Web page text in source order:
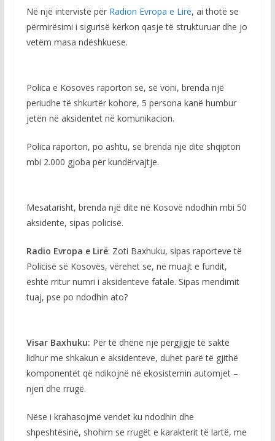
Në një intervistë për Radion Evropa e Lirë, ai thotë se
përmirësimi i sigurisë kërkon qasje të strukturuar dhe jo
vetëm masa ndëshkuese.
Polica e Kosovës raporton se, së voni, brenda një
periudhe të shkurtër kohore, 5 persona kanë humbur
jetën në aksidentet në komunikacion.
Polica raporton, po ashtu, se brenda një dite shqipton
mbi 2.000 gjoba për kundërvajtje.
Mesatarisht, brenda një dite në Kosovë ndodhin mbi 50
aksidente, sipas policisë.
Radio Evropa e Lirë: Zoti Baxhuku, sipas raporteve të
Policisë së Kosovës, vërehet se, në muajt e fundit,
është rritur numri i aksidenteve fatale. Sipas mendimit
tuaj, pse po ndodhin ato?
Visar Baxhuku: Për të dhënë një përgjigje të saktë
lidhur me shkakun e aksidenteve, duhet parë të gjithë
komponentët që ndikojnë në ekosistemin automjet –
njeri dhe rrugë.
Nëse i krahasojmë vendet ku ndodhin dhe
shpeshtësinë, shohim se rrugët e karakterit të lartë, me